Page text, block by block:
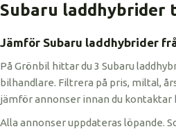
Subaru laddhybrider
Jämför Subaru laddhybrider
På Grönbil hittar du 3 Subaru
bilhandlare. Filtrera på pris, miltal,
jämför annonser innan du kontaktar
Alla annonser uppdateras löpande.